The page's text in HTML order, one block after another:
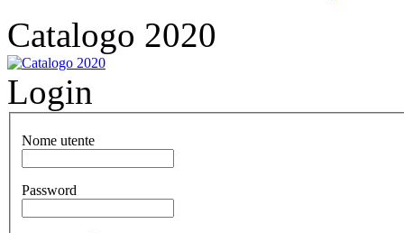
Catalogo 2020
Login
Nome utente
Password